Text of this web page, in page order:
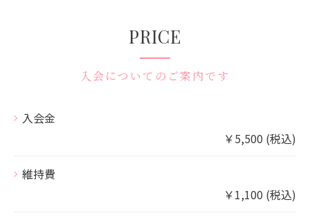
入会についてのご案内です
PRICE
入会金
￥5,500 (税込)
維持費
￥1,100 (税込)